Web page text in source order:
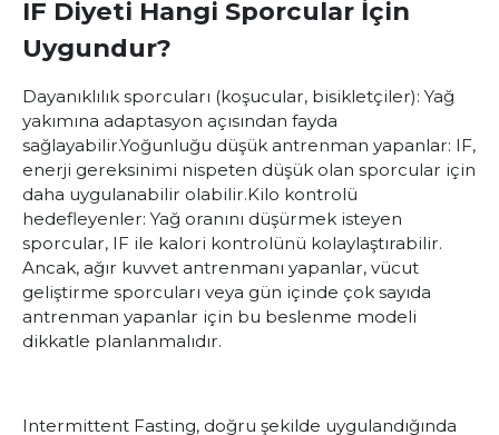
IF Diyeti Hangi Sporcular İçin
Uygundur?
Dayanıklılık sporcuları (koşucular, bisikletçiler): Yağ
yakımına adaptasyon açısından fayda
sağlayabilir.Yoğunluğu düşük antrenman yapanlar: IF,
enerji gereksinimi nispeten düşük olan sporcular için
daha uygulanabilir olabilir.Kilo kontrolü
hedefleyenler: Yağ oranını düşürmek isteyen
sporcular, IF ile kalori kontrolünü kolaylaştırabilir.
Ancak, ağır kuvvet antrenmanı yapanlar, vücut
geliştirme sporcuları veya gün içinde çok sayıda
antrenman yapanlar için bu beslenme modeli
dikkatle planlanmalıdır.
Intermittent Fasting, doğru şekilde uygulandığında